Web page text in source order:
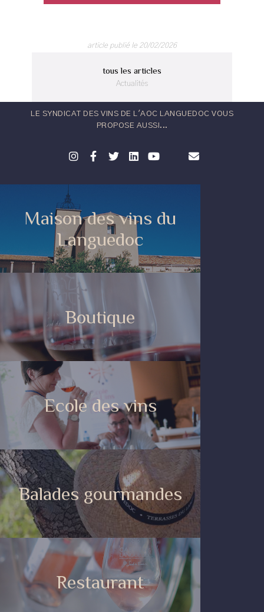
article publié le 20/02/2026
tous les articles
Actualités
LE SYNDICAT DES VINS DE L'AOC LANGUEDOC VOUS
PROPOSE AUSSI...
Maison des vins du
Languedoc
Boutique
Ecole des vins
Balades gourmandes
Restaurant